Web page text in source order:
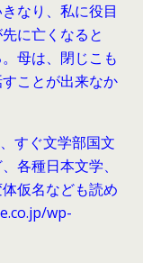
なり、私に役目
に亡くなると
母は、閉じこも
ことが出来なか
すぐ文学部国文
各種日本文学、
仮名なども読め
wp-